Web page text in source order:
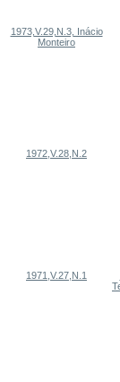
1973,V.29,N.3, Inácio
Monteiro
1972,V.28,N.2
1971,V.27,N.1